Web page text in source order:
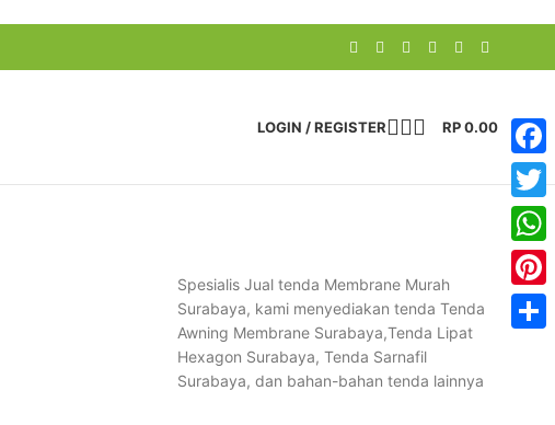
LOGIN / REGISTER RP0.00
Spesialis Jual tenda Membrane Murah
Surabaya, kami menyediakan tenda Tenda
Awning Membrane Surabaya,Tenda Lipat
Hexagon Surabaya, Tenda Sarnafil
Surabaya, dan bahan-bahan tenda lainnya